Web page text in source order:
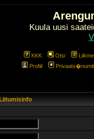
Kuula uusi
KKK Otsi
Profiil
Liitumisinfo